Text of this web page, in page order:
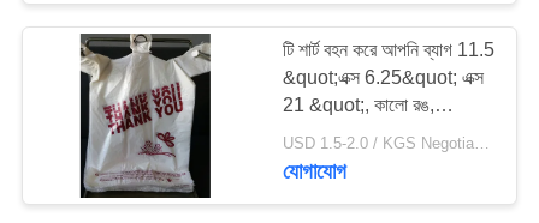
টি শার্ট বহন করে আপনি ব্যাগ 11.5
&quot;এক্স 6.25&quot; এক্স
21 &quot;, কালো রঙ,
এইচডিপিই উপাদান ধন্যবাদ
যোগাযোগ